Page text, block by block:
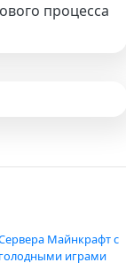
процесса
Майнкрафт с
голодными играми